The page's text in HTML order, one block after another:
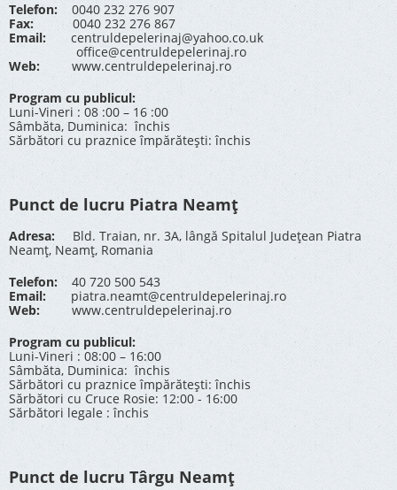
Telefon: 0040 232 276 907
Fax: 0040 232 276 867
Email:
centruldepelerinaj@yahoo.co.uk
office@centruldepelerinaj.ro
Web:
www.centruldepelerinaj.ro
Program cu publicul:
Luni-Vineri : 08 :00 – 16 :00
Sâmbăta, Duminica: închis
Sărbători cu praznice împărătești: închis
Punct de lucru Piatra Neamț
Adresa: Bld. Traian, nr. 3A, lângă Spitalul Județean Piatra
Neamț, Neamț, Romania
Telefon:40 720 500 543
Email:
piatra.neamt@centruldepelerinaj.ro
Web:
www.centruldepelerinaj.ro
Program cu publicul:
Luni-Vineri : 08:00 – 16:00
Sâmbăta, Duminica: închis
Sărbători cu praznice împărătești: închis
Sărbători cu Cruce Rosie: 12:00 - 16:00
Sărbători legale : închis
Punct de lucru Târgu Neamț